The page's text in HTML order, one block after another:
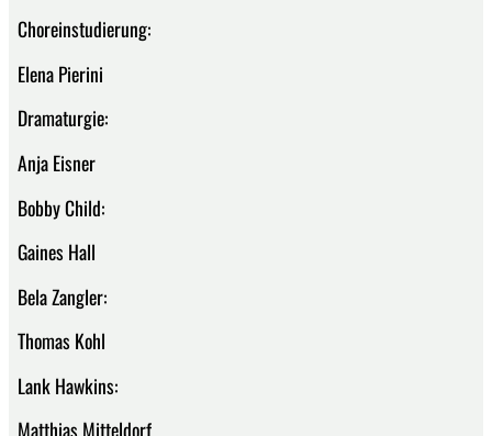
Choreinstudierung:
Elena Pierini
Dramaturgie:
Anja Eisner
Bobby Child:
Gaines Hall
Bela Zangler:
Thomas Kohl
Lank Hawkins:
Matthias Mitteldorf